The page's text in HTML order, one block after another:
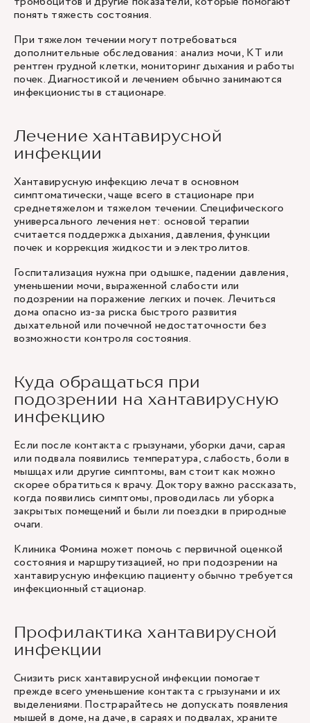
понять тяжесть состояния.
При тяжелом течении могут потребоваться
дополнительные обследования: анализ мочи, КТ или
рентген грудной клетки, мониторинг дыхания и работы
почек. Диагностикой и лечением обычно занимаются
инфекционисты в стационаре.
Лечение хантавирусной
инфекции
Хантавирусную инфекцию лечат в основном
симптоматически, чаще всего в стационаре при
среднетяжелом и тяжелом течении. Специфического
универсального лечения нет: основой терапии
считается поддержка дыхания, давления, функции
почек и коррекция жидкости и электролитов.
Госпитализация нужна при одышке, падении давления,
уменьшении мочи, выраженной слабости или
подозрении на поражение легких и почек. Лечиться
дома опасно из-за риска быстрого развития
дыхательной или почечной недостаточности без
возможности контроля состояния.
Куда обращаться при
подозрении на хантавирусную
инфекцию
Если после контакта с грызунами, уборки дачи, сарая
или подвала появились температура, слабость, боли в
мышцах или другие симптомы, вам стоит как можно
скорее обратиться к врачу. Доктору важно рассказать,
когда появились симптомы, проводилась ли уборка
закрытых помещений и были ли поездки в природные
очаги.
Клиника Фомина может помочь с первичной оценкой
состояния и маршрутизацией, но при подозрении на
хантавирусную инфекцию пациенту обычно требуется
инфекционный стационар.
Профилактика хантавирусной
инфекции
Снизить риск хантавирусной инфекции помогает
прежде всего уменьшение контакта с грызунами и их
выделениями. Пострарайтесь не допускать появления
мышей в доме, на даче, в сараях и подвалах, храните